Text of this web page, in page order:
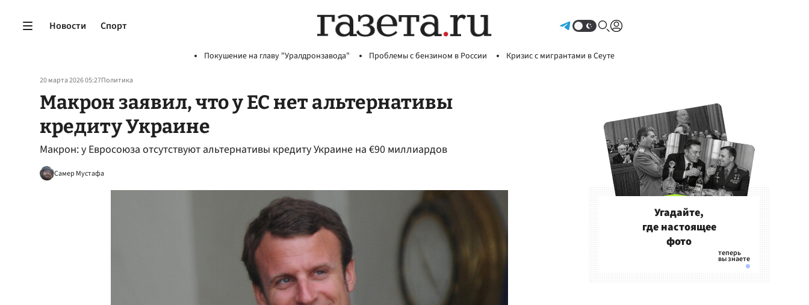
Новости Спорт
Покушение на главу "Уралдронзавода" Проблемы с бензином в России Кризис с мигрантами в Сеуте
20 марта 2026 05:27Политика
Макрон заявил, что у ЕС нет альтернативы
кредиту Украине
Макрон: у Евросоюза отсутствуют альтернативы кредиту Украине на €90 миллиардов
Самер Мустафа
Угадайте,
где настоящее
фото